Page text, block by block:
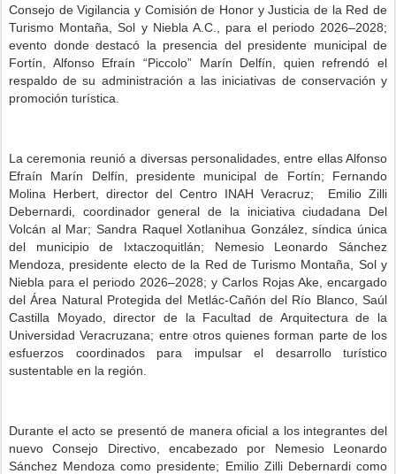
Consejo de Vigilancia y Comisión de Honor y Justicia de la Red de
Turismo Montaña, Sol y Niebla A.C., para el periodo 2026–2028;
evento donde destacó la presencia del presidente municipal de
Fortín, Alfonso Efraín “Piccolo” Marín Delfín, quien refrendó el
respaldo de su administración a las iniciativas de conservación y
promoción turística.
La ceremonia reunió a diversas personalidades, entre ellas Alfonso
Efraín Marín Delfín, presidente municipal de Fortín; Fernando
Molina Herbert, director del Centro INAH Veracruz; Emilio Zilli
Debernardi, coordinador general de la iniciativa ciudadana Del
Volcán al Mar; Sandra Raquel Xotlanihua González, síndica única
del municipio de Ixtaczoquitlán; Nemesio Leonardo Sánchez
Mendoza, presidente electo de la Red de Turismo Montaña, Sol y
Niebla para el periodo 2026–2028; y Carlos Rojas Ake, encargado
del Área Natural Protegida del Metlác-Cañón del Río Blanco, Saúl
Castilla Moyado, director de la Facultad de Arquitectura de la
Universidad Veracruzana; entre otros quienes forman parte de los
esfuerzos coordinados para impulsar el desarrollo turístico
sustentable en la región.
Durante el acto se presentó de manera oficial a los integrantes del
nuevo Consejo Directivo, encabezado por Nemesio Leonardo
Sánchez Mendoza como presidente; Emilio Zilli Debernardi como